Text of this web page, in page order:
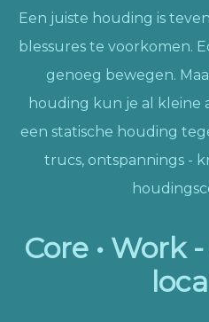
Een juiste houding is
blessures te voorkomen.
genoeg bewegen.
houding kun je al kleine
een statische houding
trucs, ontspannings -
Core • Work